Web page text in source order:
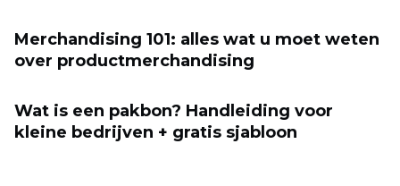
Merchandising 101: alles wat u moet weten
over productmerchandising
Wat is een pakbon? Handleiding voor
kleine bedrijven + gratis sjabloon